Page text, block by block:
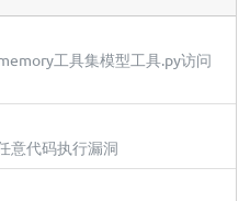
工具集模型工具.py访问
意代码执行漏洞